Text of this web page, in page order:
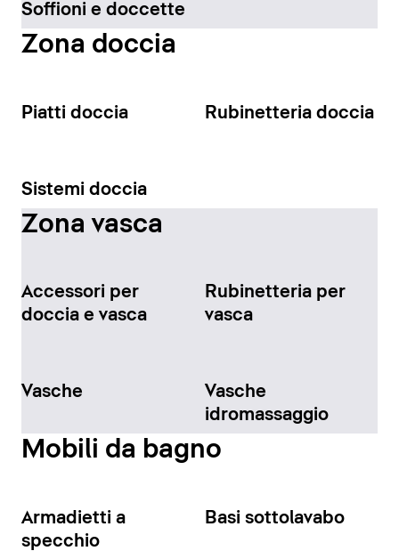
Soffioni e doccette
Zona doccia
Piatti doccia Rubinetteria doccia
Sistemi doccia
Zona vasca
Accessori per
doccia e vasca
Rubinetteria per
vasca
Vasche
Vasche
idromassaggio
Mobili da bagno
Armadietti a
specchio
Basi sottolavabo